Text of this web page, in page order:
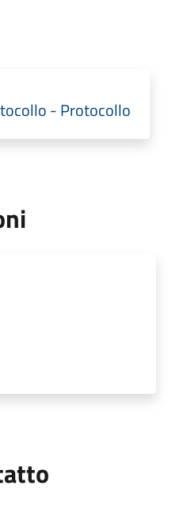
- Protocollo